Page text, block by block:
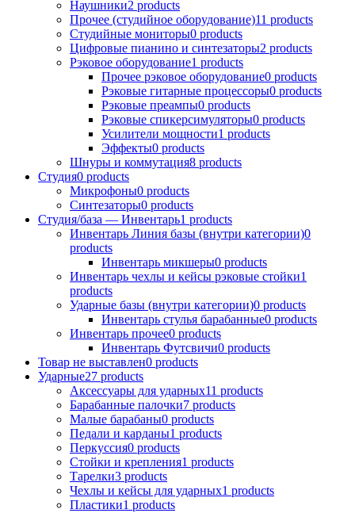
Наушники2 products
Прочее (студийное оборудование)11 products
Студийные мониторы0 products
Цифровые пианино и синтезаторы2 products
Рэковое оборудование1 products
Прочее рэковое оборудование0 products
Рэковые гитарные процессоры0 products
Рэковые преампы0 products
Рэковые спикерсимуляторы0 products
Усилители мощности1 products
Эффекты0 products
Шнуры и коммутация8 products
Студия0 products
Микрофоны0 products
Синтезаторы0 products
Студия/база — Инвентарь1 products
Инвентарь Линия базы (внутри категории)0
products
Инвентарь микшеры0 products
Инвентарь чехлы и кейсы рэковые стойки1
products
Ударные базы (внутри категории)0 products
Инвентарь стулья барабанные0 products
Инвентарь прочее0 products
Инвентарь Футсвичи0 products
Товар не выставлен0 products
Ударные27 products
Аксессуары для ударных11 products
Барабанные палочки7 products
Малые барабаны0 products
Педали и карданы1 products
Перкуссия0 products
Стойки и крепления1 products
Тарелки3 products
Чехлы и кейсы для ударных1 products
Пластики1 products